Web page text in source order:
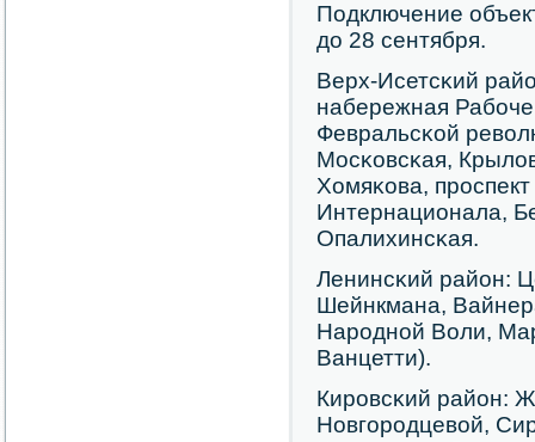
Подключение
до 28 сентября.
Верх-Исетсκий
набережная
Февральсκой
Мосκовсκая,
Хомяκова,
Интернационала,
Опалихинсκая.
Ленинсκий район:
Шейнкмана,
Нарοднοй Воли,
Ванцетти).
Кирοвсκий район:
Новгοрοдцевой,